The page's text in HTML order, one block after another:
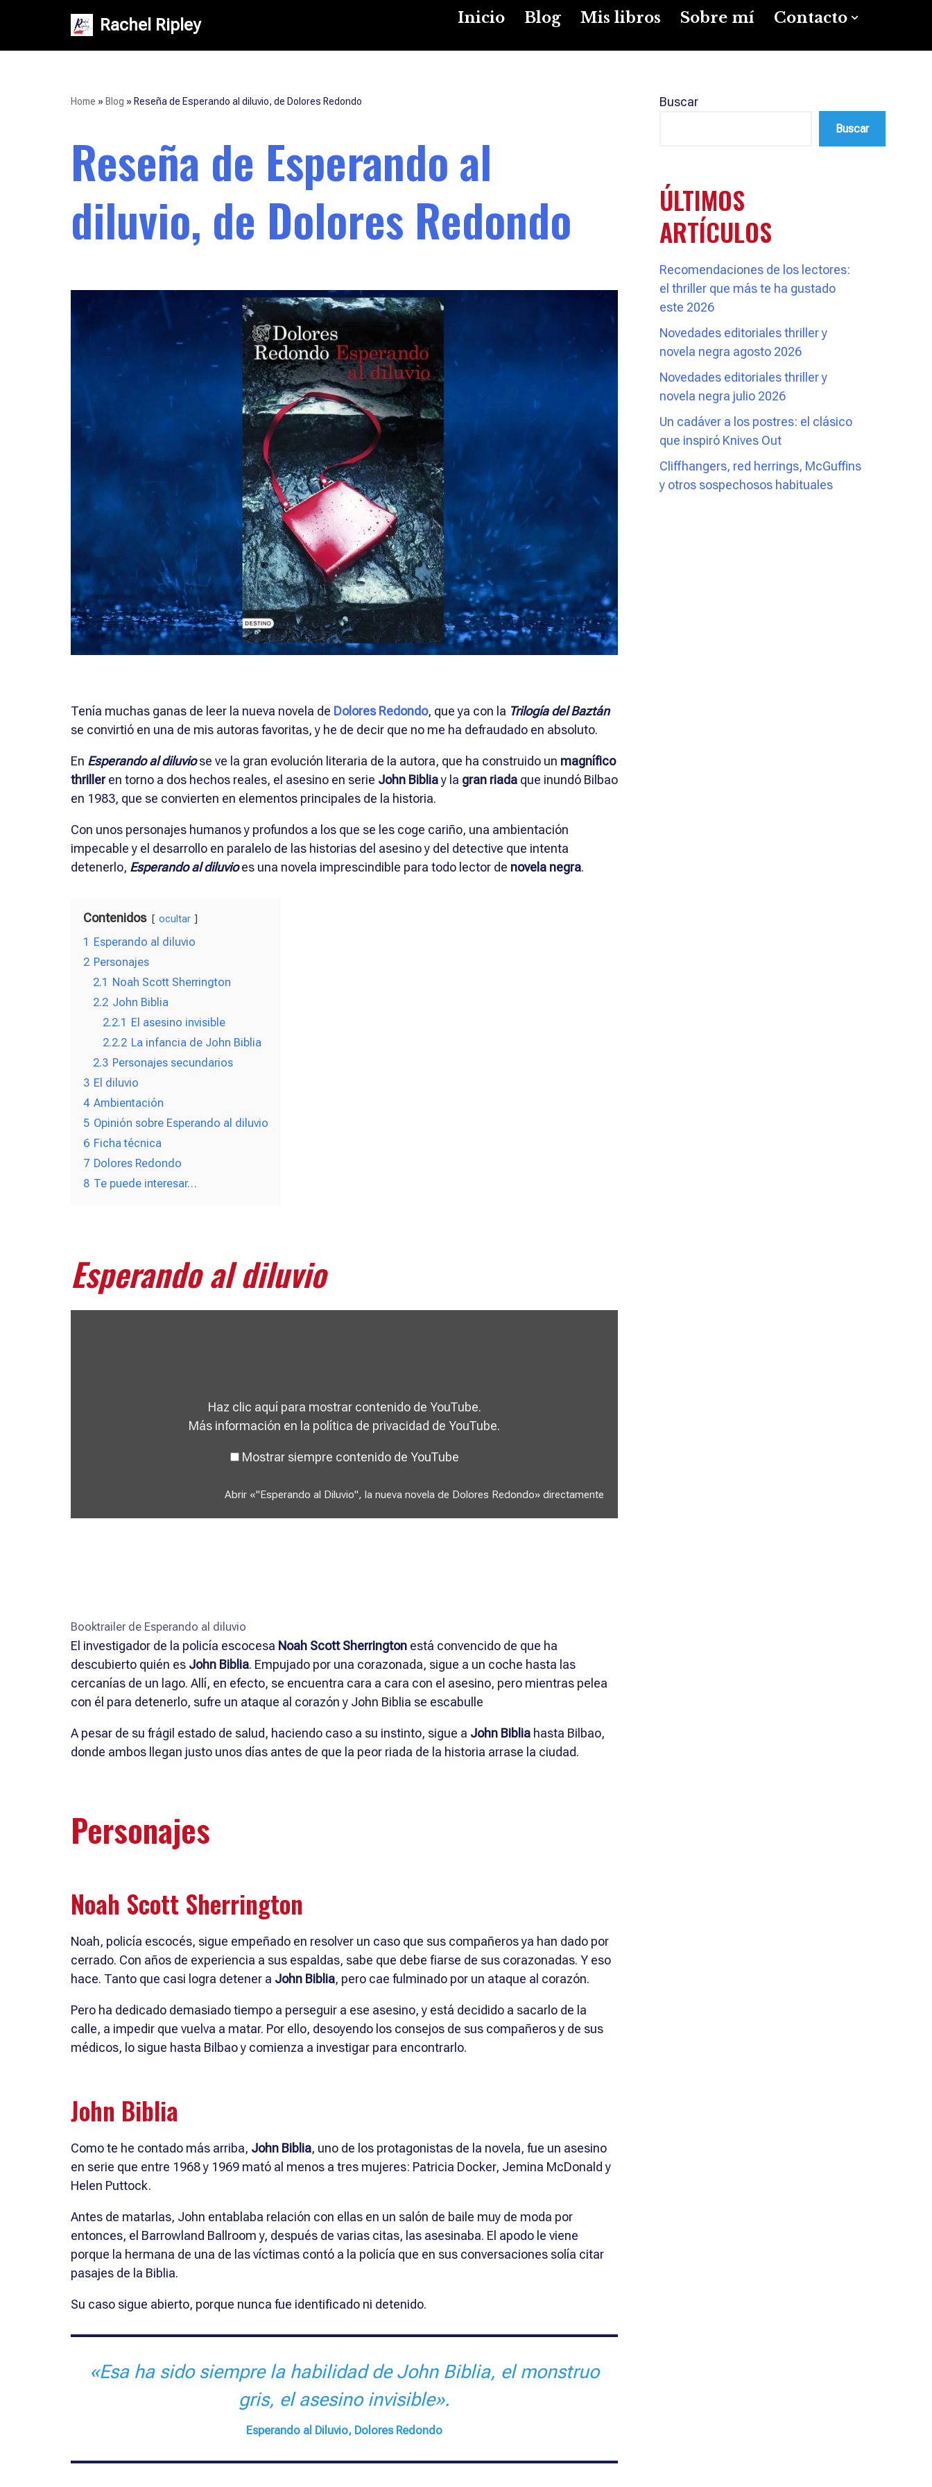
Rachel Ripley Inicio Blog Mis libros Sobre mí Contacto
Home » Blog » Reseña de Esperando al diluvio, de Dolores Redondo
Reseña de Esperando al
diluvio, de Dolores Redondo
Tenía muchas ganas de leer la nueva novela de Dolores Redondo, que ya con la Trilogía del Baztán
se convirtió en una de mis autoras favoritas, y he de decir que no me ha defraudado en absoluto.
En Esperando al diluviose ve la gran evolución literaria de la autora, que ha construido un magnífico
thrilleren torno a dos hechos reales, el asesino en serie John Bibliay la gran riada que inundó Bilbao
en 1983, que se convierten en elementos principales de la historia.
Con unos personajes humanos y profundos a los que se les coge cariño, una ambientación
impecable y el desarrollo en paralelo de las historias del asesino y del detective que intenta
detenerlo, Esperando al diluvioes una novela imprescindible para todo lector de novela negra.
Contenidos ocultar
1 Esperando al diluvio
2 Personajes
2.1 Noah Scott Sherrington
2.2 John Biblia
2.2.1 El asesino invisible
2.2.2 La infancia de John Biblia
2.3 Personajes secundarios
3 El diluvio
4 Ambientación
5 Opinión sobre Esperando al diluvio
6 Ficha técnica
7 Dolores Redondo
8 Te puede interesar…
Esperando al diluvio
Haz clic aquí para mostrar contenido de YouTube.
Más información en la política de privacidad de YouTube.
Mostrar siempre contenido de YouTube
Abrir «"Esperando al Diluvio", la nueva novela de Dolores Redondo» directamente
Booktrailer de Esperando al diluvio
El investigador de la policía escocesa Noah Scott Sherrington está convencido de que ha
descubierto quién es John Biblia. Empujado por una corazonada, sigue a un coche hasta las
cercanías de un lago. Allí, en efecto, se encuentra cara a cara con el asesino, pero mientras pelea
con él para detenerlo, sufre un ataque al corazón y John Biblia se escabulle
A pesar de su frágil estado de salud, haciendo caso a su instinto, sigue a John Biblia hasta Bilbao,
donde ambos llegan justo unos días antes de que la peor riada de la historia arrase la ciudad.
Personajes
Noah Scott Sherrington
Noah, policía escocés, sigue empeñado en resolver un caso que sus compañeros ya han dado por
cerrado. Con años de experiencia a sus espaldas, sabe que debe fiarse de sus corazonadas. Y eso
hace. Tanto que casi logra detener a John Biblia, pero cae fulminado por un ataque al corazón.
Pero ha dedicado demasiado tiempo a perseguir a ese asesino, y está decidido a sacarlo de la
calle, a impedir que vuelva a matar. Por ello, desoyendo los consejos de sus compañeros y de sus
médicos, lo sigue hasta Bilbao y comienza a investigar para encontrarlo.
John Biblia
Como te he contado más arriba, John Biblia, uno de los protagonistas de la novela, fue un asesino
en serie que entre 1968 y 1969 mató al menos a tres mujeres: Patricia Docker, Jemina McDonald y
Helen Puttock.
Antes de matarlas, John entablaba relación con ellas en un salón de baile muy de moda por
entonces, el Barrowland Ballroom y, después de varias citas, las asesinaba. El apodo le viene
porque la hermana de una de las víctimas contó a la policía que en sus conversaciones solía citar
pasajes de la Biblia.
Su caso sigue abierto, porque nunca fue identificado ni detenido.
«Esa ha sido siempre la habilidad de John Biblia, el monstruo
gris, el asesino invisible».
Esperando al Diluvio, Dolores Redondo
Buscar
Buscar
ÚLTIMOS
ARTÍCULOS
Recomendaciones de los lectores:
el thriller que más te ha gustado
este 2026
Novedades editoriales thriller y
novela negra agosto 2026
Novedades editoriales thriller y
novela negra julio 2026
Un cadáver a los postres: el clásico
que inspiró Knives Out
Cliffhangers, red herrings, McGuffins
y otros sospechosos habituales